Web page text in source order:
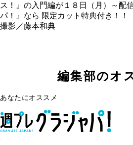
ス！』の入門編が１８日（月）～配
パ！』なら 限定カット特典付き！！
撮影／藤本和典
編集部のオ
あなたにオススメ